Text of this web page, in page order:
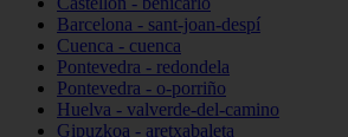
Barcelona - sant-joan-despí
Cuenca - cuenca
Pontevedra - redondela
Pontevedra - o-porriño
Huelva - valverde-del-camino
Gipuzkoa - aretxabaleta